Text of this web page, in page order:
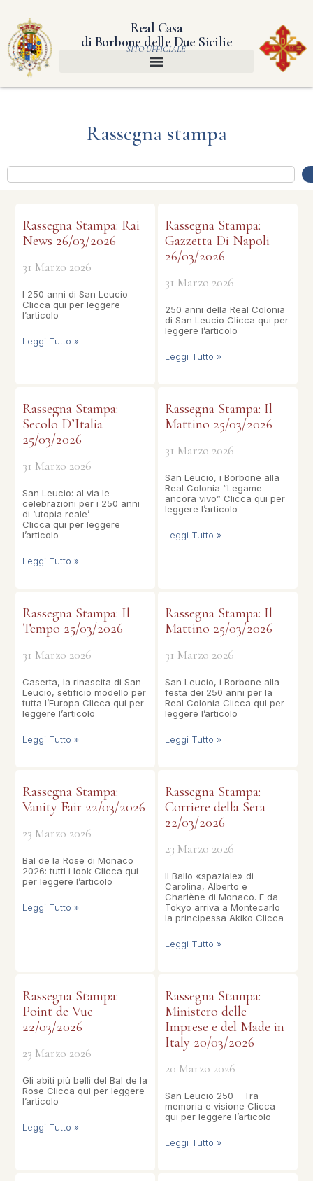
Real Casa
di Borbone delle Due Sicilie
SITO UFFICIALE
Rassegna stampa
Rassegna Stampa: Rai
News 26/03/2026
31 Marzo 2026
I 250 anni di San Leucio
Clicca qui per leggere
l’articolo
Leggi Tutto »
Rassegna Stampa:
Gazzetta Di Napoli
26/03/2026
31 Marzo 2026
250 anni della Real Colonia
di San Leucio Clicca qui per
leggere l’articolo
Leggi Tutto »
Rassegna Stampa:
Secolo D’Italia
25/03/2026
31 Marzo 2026
San Leucio: al via le
celebrazioni per i 250 anni
di ‘utopia reale’
Clicca qui per leggere
l’articolo
Leggi Tutto »
Rassegna Stampa: Il
Mattino 25/03/2026
31 Marzo 2026
San Leucio, i Borbone alla
Real Colonia “Legame
ancora vivo” Clicca qui per
leggere l’articolo
Leggi Tutto »
Rassegna Stampa: Il
Tempo 25/03/2026
31 Marzo 2026
Caserta, la rinascita di San
Leucio, setificio modello per
tutta l’Europa Clicca qui per
leggere l’articolo
Leggi Tutto »
Rassegna Stampa: Il
Mattino 25/03/2026
31 Marzo 2026
San Leucio, i Borbone alla
festa dei 250 anni per la
Real Colonia Clicca qui per
leggere l’articolo
Leggi Tutto »
Rassegna Stampa:
Vanity Fair 22/03/2026
23 Marzo 2026
Bal de la Rose di Monaco
2026: tutti i look Clicca qui
per leggere l’articolo
Leggi Tutto »
Rassegna Stampa:
Corriere della Sera
22/03/2026
23 Marzo 2026
Il Ballo «spaziale» di
Carolina, Alberto e
Charlène di Monaco. E da
Tokyo arriva a Montecarlo
la principessa Akiko Clicca
Leggi Tutto »
Rassegna Stampa:
Point de Vue
22/03/2026
23 Marzo 2026
Gli abiti più belli del Bal de la
Rose Clicca qui per leggere
l’articolo
Leggi Tutto »
Rassegna Stampa:
Ministero delle
Imprese e del Made in
Italy 20/03/2026
20 Marzo 2026
San Leucio 250 – Tra
memoria e visione Clicca
qui per leggere l’articolo
Leggi Tutto »